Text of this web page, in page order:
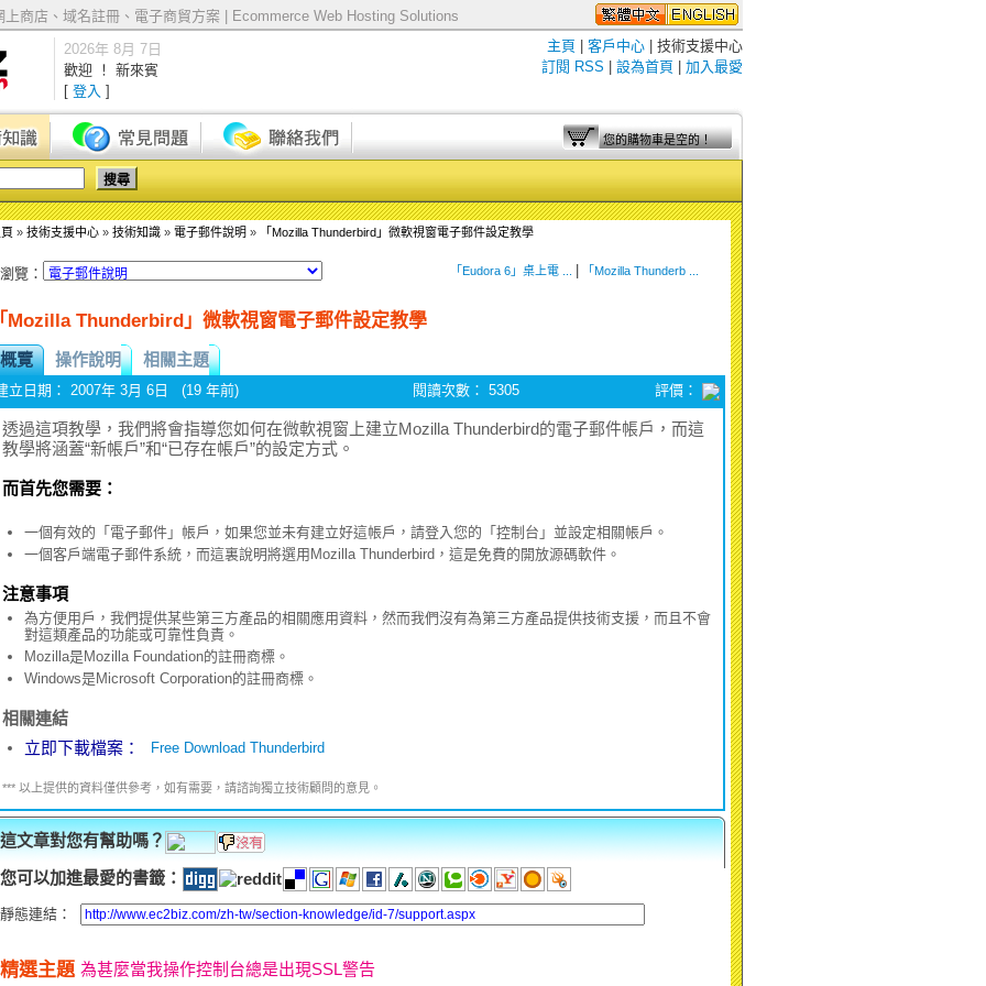
商店、域名註冊、電子商貿方案 | Ecommerce Web Hosting Solutions
2026年 8月 7日
歡迎 ！ 新來賓
[ 登入 ]
主頁 客戶中心 | 技術支援中心
訂閱 RSS
設為首頁 加入最愛
您的購物車是空的！
» 技術支援中心 » 技術知識 » 電子郵件說明 » 「Mozilla Thunderbird」微軟視窗電子郵件設定教學
瀏覽： 「Eudora 6」桌上電 ... 「Mozilla Thunderb ...
「Mozilla Thunderbird」微軟視窗電子郵件設定教學
概覽 操作說明 相關主題
立日期： 2007年 3月 6日 (19 年前) 閱讀次數： 5305 評價：
透過這項教學，我們將會指導您如何在微軟視窗上建立Mozilla Thunderbird的電子郵件帳戶，而這
教學將涵蓋“新帳戶”和“已存在帳戶”的設定方式。
而首先您需要：
一個有效的「電子郵件」帳戶，如果您並未有建立好這帳戶，請登入您的「控制台」並設定相關帳戶。
一個客戶端電子郵件系統，而這裏說明將選用Mozilla Thunderbird，這是免費的開放源碼軟件。
注意事項
為方便用戶，我們提供某些第三方產品的相關應用資料，然而我們沒有為第三方產品提供技術支援，而且不會
對這類產品的功能或可靠性負責。
Mozilla是Mozilla Foundation的註冊商標。
Windows是Microsoft Corporation的註冊商標。
相關連結
立即下載檔案：
Free Download Thunderbird
*** 以上提供的資料僅供參考，如有需要，請諮詢獨立技術顧問的意見。
這文章對您有幫助嗎？
您可以加進最愛的書籤：
靜態連結：
精選主題 為甚麼當我操作控制台總是出現SSL警告 微軟建議停用SHA-1雜湊演算法 2016年將終